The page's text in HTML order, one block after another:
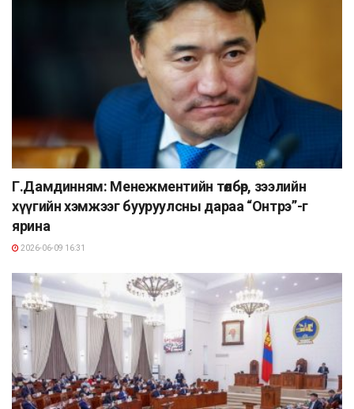
Г.Дамдинням: Менежментийн төлбөр, зээлийн
хүүгийн хэмжээг бууруулсны дараа “Онтрэ”-г
ярина
2026-06-09 16:31